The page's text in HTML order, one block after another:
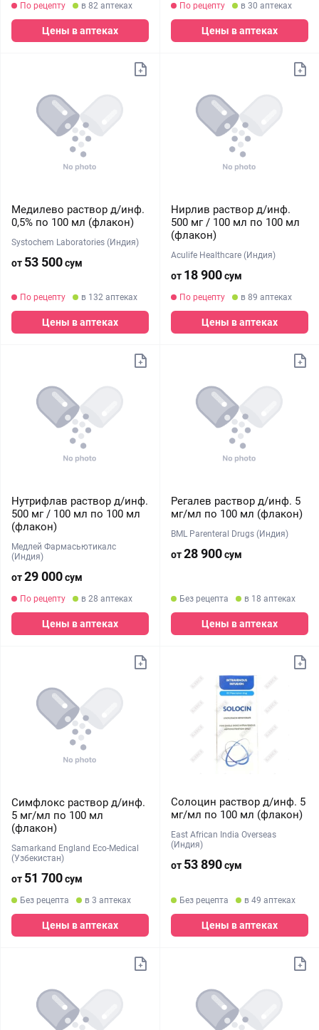
По рецепту в 82 аптеках
Цены в аптеках
По рецепту в 30 аптеках
Цены в аптеках
Медилево раствор д/инф.
0,5% по 100 мл (флакон)
Systochem Laboratories (Индия)
от 53 500сум
По рецепту в 132 аптеках
Цены в аптеках
Нирлив раствор д/инф.
500 мг / 100 мл по 100 мл
(флакон)
Aculife Healthcare (Индия)
от 18 900сум
По рецепту в 89 аптеках
Цены в аптеках
Нутрифлав раствор д/инф.
500 мг / 100 мл по 100 мл
(флакон)
Медлей Фармасьютикалс
(Индия)
от29 000сум
По рецепту в 28 аптеках
Цены в аптеках
Регалев раствор д/инф. 5
мг/мл по 100 мл (флакон)
BML Parenteral Drugs (Индия)
от28 900сум
Без рецепта в 18 аптеках
Цены в аптеках
Симфлокс раствор д/инф.
5 мг/мл по 100 мл
(флакон)
Samarkand England Eco-Medical
(Узбекистан)
от 51 700сум
Без рецепта в 3 аптеках
Цены в аптеках
Солоцин раствор д/инф. 5
мг/мл по 100 мл (флакон)
East African India Overseas
(Индия)
от 53 890сум
Без рецепта в 49 аптеках
Цены в аптеках